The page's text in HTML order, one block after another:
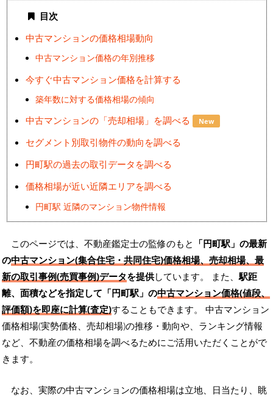
目次
中古マンションの価格相場動向
中古マンション価格の年別推移
今すぐ中古マンション価格を計算する
築年数に対する価格相場の傾向
中古マンションの「売却相場」を調べる New
セグメント別取引物件の動向を調べる
円町駅の過去の取引データを調べる
価格相場が近い近隣エリアを調べる
円町駅 近隣のマンション物件情報
このページでは、不動産鑑定士の監修のもと 「円町駅」の最新
の中古マンション(集合住宅・共同住宅)価格相場、売却相場、最
新の取引事例(売買事例)データを提供しています。 また、駅距
離、面積などを指定して「円町駅」の中古マンション価格(値段、
評価額)を即座に計算(査定)することもできます。 中古マンション
価格相場(実勢価格、売却相場)の推移・動向や、ランキング情報
など、不動産の価格相場を調べるためにご活用いただくことがで
きます。
なお、実際の中古マンションの価格相場は立地、日当たり、眺